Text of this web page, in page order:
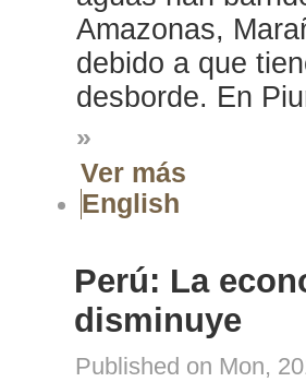
Amazonas,
debido a que
desborde. En
»
Ver más
English
Perú: La
disminuye
Published on Mon,